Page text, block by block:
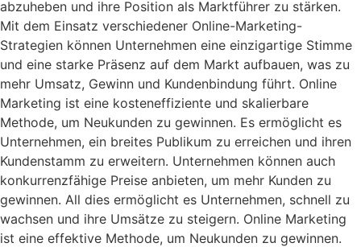
abzuheben und ihre Position als Marktführer zu stärken.
Mit dem Einsatz verschiedener Online-Marketing-
Strategien können Unternehmen eine einzigartige Stimme
und eine starke Präsenz auf dem Markt aufbauen, was zu
mehr Umsatz, Gewinn und Kundenbindung führt. Online
Marketing ist eine kosteneffiziente und skalierbare
Methode, um Neukunden zu gewinnen. Es ermöglicht es
Unternehmen, ein breites Publikum zu erreichen und ihren
Kundenstamm zu erweitern. Unternehmen können auch
konkurrenzfähige Preise anbieten, um mehr Kunden zu
gewinnen. All dies ermöglicht es Unternehmen, schnell zu
wachsen und ihre Umsätze zu steigern. Online Marketing
ist eine effektive Methode, um Neukunden zu gewinnen.